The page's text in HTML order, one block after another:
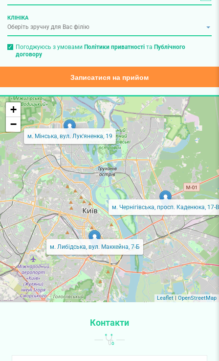
КЛІНІКА
Погоджуюсь з умовами Політики приватностіта Публічного
договору
Записатися на прийом
м. Мінська, вул. Лук'яненка, 19
м. Либідська, вул. Маккейна, 7-Б
м. Чернігівська, просп. Каденюка, 17-В
+
−
Leaflet| OpenStreetMap
Контакти